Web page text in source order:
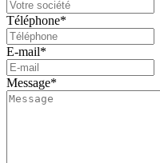
Téléphone*
E-mail*
Message*